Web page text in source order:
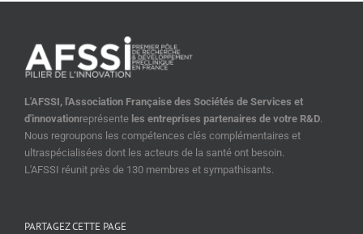
L'AFSSI, l'Association Française des Sociétés de Services et
d'innovationreprésente les entreprises partenaires de votre R&D.
Nous regroupons les compétences clés complémentaires et
ultraspécialisées dont les acteurs de la santé ont besoin.
L'AFSSI réunit près de 130 membres et sympathisants.
PARTAGEZ CETTE PAGE